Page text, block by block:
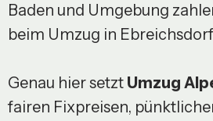
Baden und Umgebung
beim Umzug in
Genau hier setzt Umzug
fairen Fixpreisen,